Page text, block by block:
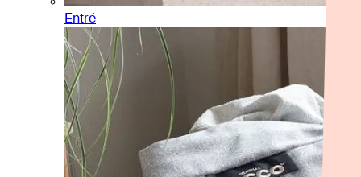
Entré